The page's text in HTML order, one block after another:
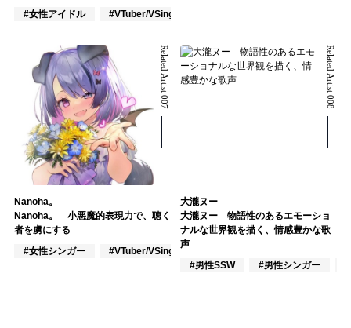
#女性アイドル
#VTuber/VSinger
Related Artist 007
Nanoha。
Nanoha。 小悪魔的表現力で、聴く
者を虜にする
#女性シンガー
#VTuber/VSinger
Related Artist 008
大瀧ヌー
大瀧ヌー 物語性のあるエモーショ
ナルな世界観を描く、情感豊かな歌
声
#男性SSW
#男性シンガー